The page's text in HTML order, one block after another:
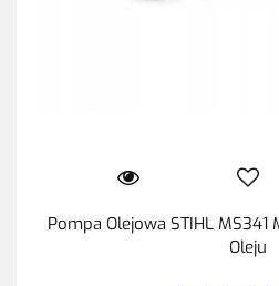
Pompa Olejowa STIHL MS341
Oleju